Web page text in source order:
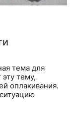
тема для
эту тему,
оплакивания.